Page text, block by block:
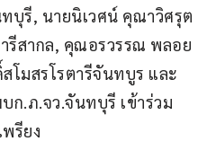
บุรี, นายนิเวศน์ คุณาวิศรุต
รีสากล, คุณอรวรรณ พลอย
โมสรโรตารีจันทบูร และ
ก.ภ.จว.จันทบุรี เข้าร่วม
รียง